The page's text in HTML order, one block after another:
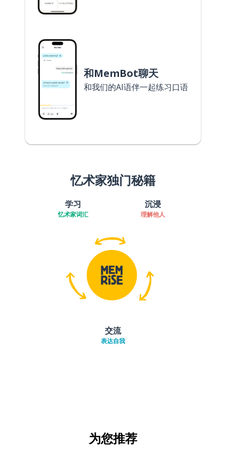
和MemBot聊天
和我们的AI语伴一起练习口语
忆术家独门秘籍
学习
忆术家词汇
沉浸
理解他人
交流
表达自我
为您推荐